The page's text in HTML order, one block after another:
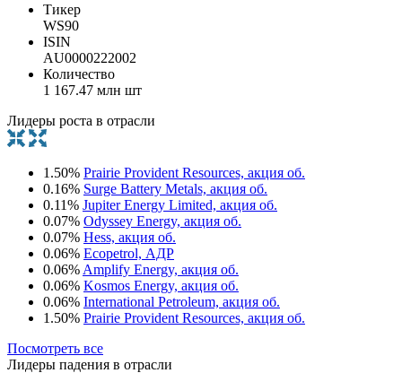
Тикер
WS90
ISIN
AU0000222002
Количество
1 167.47 млн шт
Лидеры роста в отрасли
1.50% Prairie Provident Resources, акция об.
0.16% Surge Battery Metals, акция об.
0.11% Jupiter Energy Limited, акция об.
0.07% Odyssey Energy, акция об.
0.07% Hess, акция об.
0.06% Ecopetrol, АДР
0.06% Amplify Energy, акция об.
0.06% Kosmos Energy, акция об.
0.06% International Petroleum, акция об.
1.50% Prairie Provident Resources, акция об.
Посмотреть все
Лидеры падения в отрасли